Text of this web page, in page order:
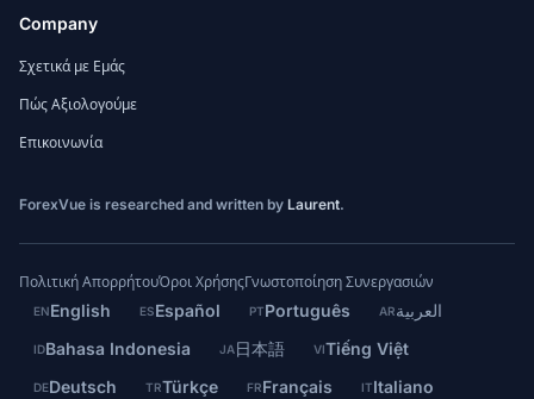
Company
Σχετικά με Εμάς
Πώς Αξιολογούμε
Επικοινωνία
ForexVue is researched and written by Laurent.
Πολιτική ΑπορρήτουΌροι ΧρήσηςΓνωστοποίηση Συνεργασιών
ENEnglish ESEspañol PTPortuguês ARالعربية
IDBahasa Indonesia JA日本語 VITiếng Việt
DEDeutsch TRTürkçe FRFrançais ITItaliano